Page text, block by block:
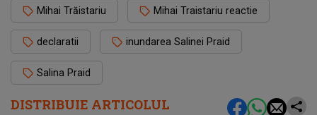
DISTRIBUIE ARTICOLUL
Mihai Trăistariu Mihai Traistariu reactie
declaratii inundarea Salinei Praid
Salina Praid